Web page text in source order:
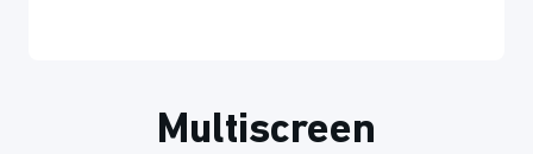
Multiscreen